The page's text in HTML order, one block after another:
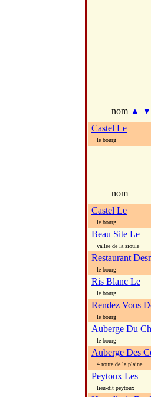
nom ▲ ▼
Castel Le
le bourg
nom
Castel Le
le bourg
Beau Site Le
vallee de la sioule
Restaurant
le bourg
Ris Blanc Le
le bourg
Rendez Vous
le bourg
Auberge Du
le bourg
Auberge Des
4 route de la plaine
Peytoux Les
lieu-dit peytoux